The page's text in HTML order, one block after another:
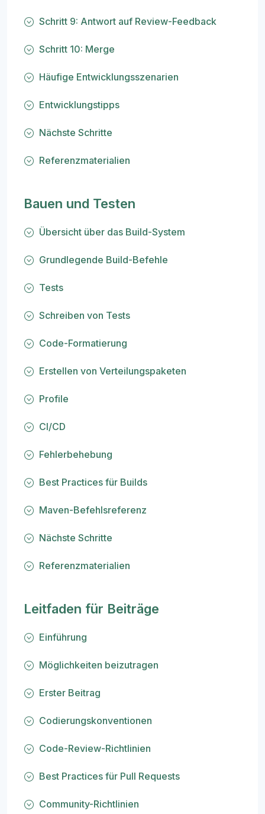
Schritt 9: Antwort auf Review-Feedback
Schritt 10: Merge
Häufige Entwicklungsszenarien
Entwicklungstipps
Nächste Schritte
Referenzmaterialien
Bauen und Testen
Übersicht über das Build-System
Grundlegende Build-Befehle
Tests
Schreiben von Tests
Code-Formatierung
Erstellen von Verteilungspaketen
Profile
CI/CD
Fehlerbehebung
Best Practices für Builds
Maven-Befehlsreferenz
Nächste Schritte
Referenzmaterialien
Leitfaden für Beiträge
Einführung
Möglichkeiten beizutragen
Erster Beitrag
Codierungskonventionen
Code-Review-Richtlinien
Best Practices für Pull Requests
Community-Richtlinien